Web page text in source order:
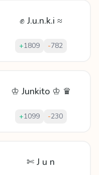
✊ J.u.n.k.i ≈
+1809 -782
♔ Junkito ♔ ♛
+1099 -230
✄ J u n